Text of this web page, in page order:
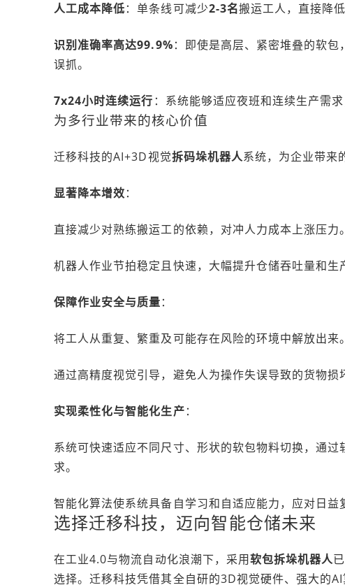
人工成本降低：单条线可减少2-3名搬运工人，直接降
识别准确率高达99.9%：即使是高层、紧密堆叠的软
误抓。
7x24小时连续运行 ：系统能够适应夜班和连续生产需
为多行业带来的核心价值
迁移科技的AI+3D视觉拆码垛机器人系统，为企业带来
显著降本增效：
直接减少对熟练搬运工的依赖，对冲人力成本上涨压力。
机器人作业节拍稳定且快速，大幅提升仓储吞吐量和生
保障作业安全与质量：
将工人从重复、繁重及可能存在风险的环境中解放出来。
通过高精度视觉引导，避免人为操作失误导致的货物损
实现柔性化与智能化生产：
系统可快速适应不同尺寸、形状的软包物料切换，通
求。
智能化算法使系统具备自学习和自适应能力，应对日益
选择迁移科技，迈向智能仓储未来
在工业4.0与物流自动化浪潮下，采用软包拆垛机器人
选择。迁移科技凭借其全自研的3D视觉硬件、强大的